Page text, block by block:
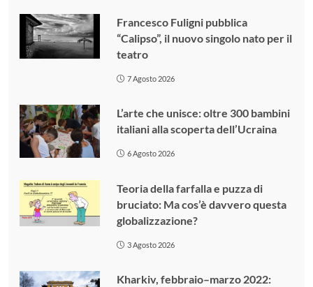
Francesco Fuligni pubblica
“Calipso”, il nuovo singolo nato per il
teatro
7 Agosto 2026
L’arte che unisce: oltre 300 bambini
italiani alla scoperta dell’Ucraina
6 Agosto 2026
Teoria della farfalla e puzza di
bruciato: Ma cos’è davvero questa
globalizzazione?
3 Agosto 2026
Kharkiv, febbraio–marzo 2022: